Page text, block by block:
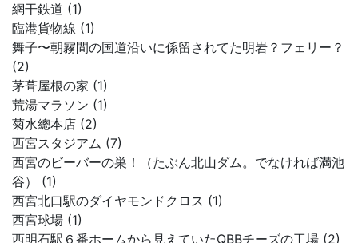
網干鉄道 (1)
臨港貨物線 (1)
舞子〜朝霧間の国道沿いに係留されてた明岩？フェリー？
(2)
茅葺屋根の家 (1)
荒湯マラソン (1)
菊水總本店 (2)
西宮スタジアム (7)
西宮のビーバーの巣！（たぶん北山ダム。でなければ満池
谷） (1)
西宮北口駅のダイヤモンドクロス (1)
西宮球場 (1)
西明石駅６番ホームから見えていたQBBチーズの工場 (2)